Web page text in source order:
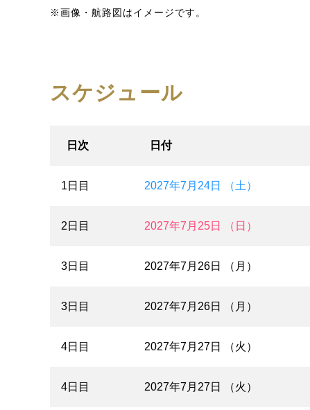
※画像・航路図はイメージです。
スケジュール
日次 日付
1日目 2027年7月24日 （土）
2日目 2027年7月25日 （日）
3日目 2027年7月26日 （月）
3日目 2027年7月26日 （月）
4日目 2027年7月27日 （火）
4日目 2027年7月27日 （火）